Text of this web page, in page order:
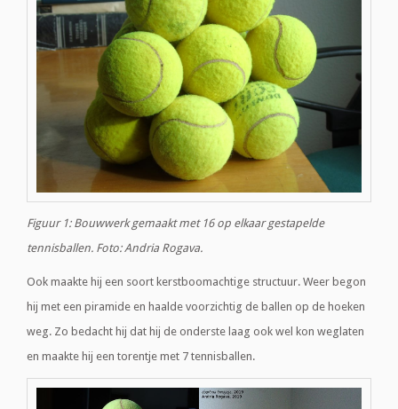
Figuur 1: Bouwwerk gemaakt met 16 op elkaar gestapelde
tennisballen. Foto: Andria Rogava.
Ook maakte hij een soort kerstboomachtige structuur. Weer begon
hij met een piramide en haalde voorzichtig de ballen op de hoeken
weg. Zo bedacht hij dat hij de onderste laag ook wel kon weglaten
en maakte hij een torentje met 7 tennisballen.